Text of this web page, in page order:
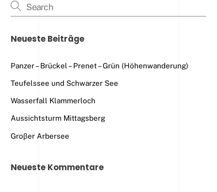
Neueste Beiträge
Panzer – Brückel – Prenet – Grün (Höhenwanderung)
Teufelssee und Schwarzer See
Wasserfall Klammerloch
Aussichtsturm Mittagsberg
Groβer Arbersee
Neueste Kommentare